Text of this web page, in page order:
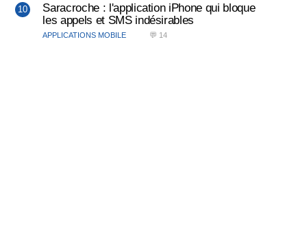
Saracroche : l'application iPhone qui bloque
les appels et SMS indésirables
APPLICATIONS MOBILE 💬 14